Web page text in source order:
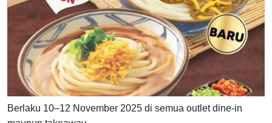
Berlaku 10–12 November 2025 di semua outlet dine-in